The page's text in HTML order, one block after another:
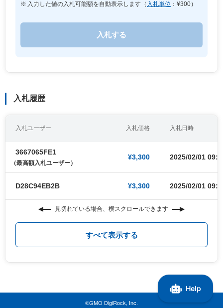
入力した値の入札可能額を自動表示します（ 入札単位 ：¥300）
入札履歴
入札ユーザー 入札価格 入札日時
3667065FE1
（最高額入札ユーザー）
¥3,300 2025/02/01
D28C94EB2B ¥3,300 2025/02/01
見切れている場合、横スクロールできます
すべて表示する
©GMO DigiRock, Inc.